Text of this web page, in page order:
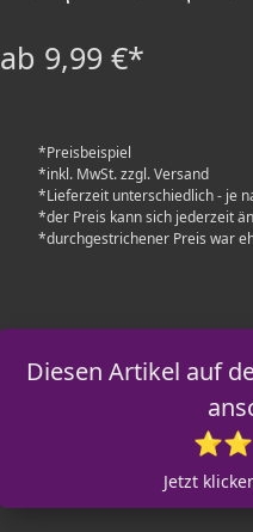
ab 9,99 €*
*Preisbeispiel
*inkl. MwSt. zzgl. Versand
*Lieferzeit unterschiedlich - je
*der Preis kann sich jederzeit
*durchgestrichener Preis war
Diesen Artikel auf
Jetzt